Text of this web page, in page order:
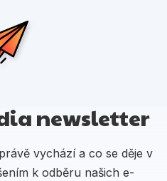
newsletter
vychází a co se děje v
k odběru našich e-